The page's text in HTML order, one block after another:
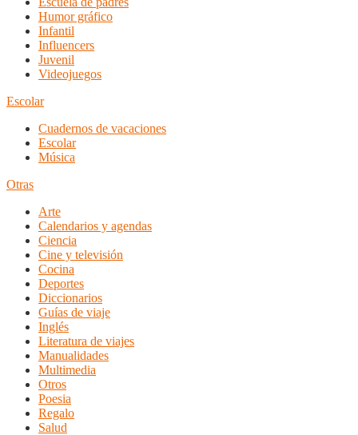
Humor gráfico
Infantil
Influencers
Juvenil
Videojuegos
Escolar
Cuadernos de vacaciones
Escolar
Música
Otras
Arte
Calendarios y agendas
Ciencia
Cine y televisión
Cocina
Deportes
Diccionarios
Guías de viaje
Inglés
Literatura de viajes
Manualidades
Multimedia
Otros
Poesia
Regalo
Salud